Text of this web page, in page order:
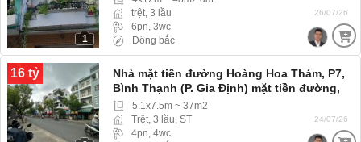
1
trệt, 3 lầu
6pn, 3wc
Đông bắc
26/07/26
16 tỷ
Nhà mặt tiền đường Hoàng Hoa Thám, P7,
Bình Thạnh (P. Gia Định) mặt tiền đường,
nhanh mua còn kịp
5.1x7.5m ~ 37m2
Trệt, 3 lầu, ST
4pn, 4wc
24/07/26